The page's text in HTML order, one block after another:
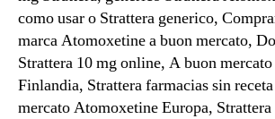
como usar o Strattera generico,
marca Atomoxetine a buon mercato,
Strattera 10 mg online, A buon
Finlandia, Strattera farmacias sin
mercato Atomoxetine Europa,